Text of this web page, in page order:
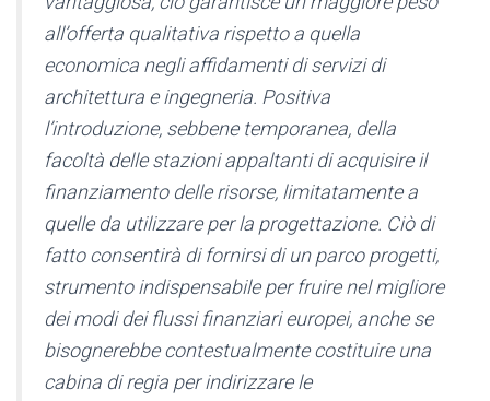
all’offerta qualitativa rispetto a quella
economica negli affidamenti di servizi di
architettura e ingegneria. Positiva
l’introduzione, sebbene temporanea, della
facoltà delle stazioni appaltanti di acquisire il
finanziamento delle risorse, limitatamente a
quelle da utilizzare per la progettazione. Ciò di
fatto consentirà di fornirsi di un parco progetti,
strumento indispensabile per fruire nel migliore
dei modi dei flussi finanziari europei, anche se
bisognerebbe contestualmente costituire una
cabina di regia per indirizzare le